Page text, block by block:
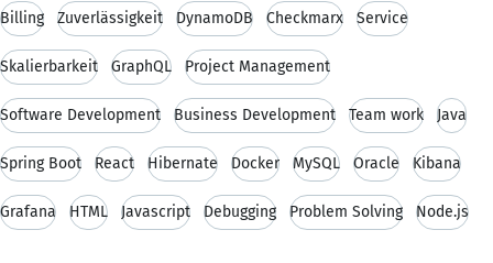
Billing Zuverlässigkeit DynamoDB Checkmarx Service
Skalierbarkeit GraphQL Project Management
Software Development Business Development Team work Java
Spring Boot React Hibernate Docker MySQL Oracle Kibana
Grafana HTML Javascript Debugging Problem Solving Node.js